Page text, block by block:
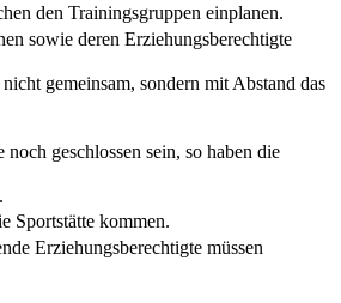
den Trainingsgruppen einplanen.
sowie deren Erziehungsberechtigte
gemeinsam, sondern mit Abstand das
noch geschlossen sein, so haben die
Sportstätte kommen.
Erziehungsberechtigte müssen